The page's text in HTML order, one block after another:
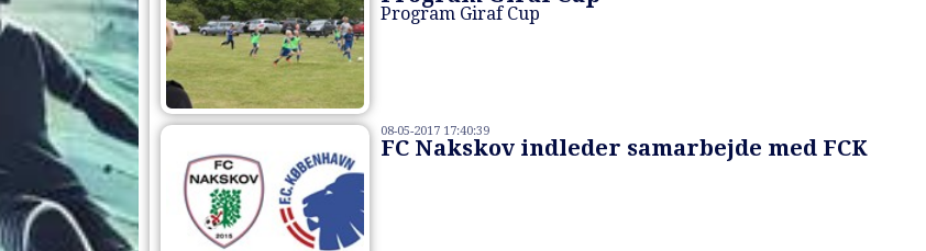
Program Giraf Cup
08-05-2017 17:40:39
FC Nakskov indleder samarbejde med FCK